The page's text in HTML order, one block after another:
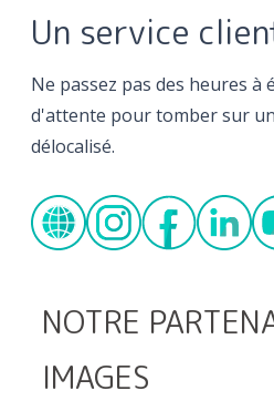
Un service
Ne passez pas des heures à
d'attente pour tomber sur
délocalisé.
NOTRE
IMAGES